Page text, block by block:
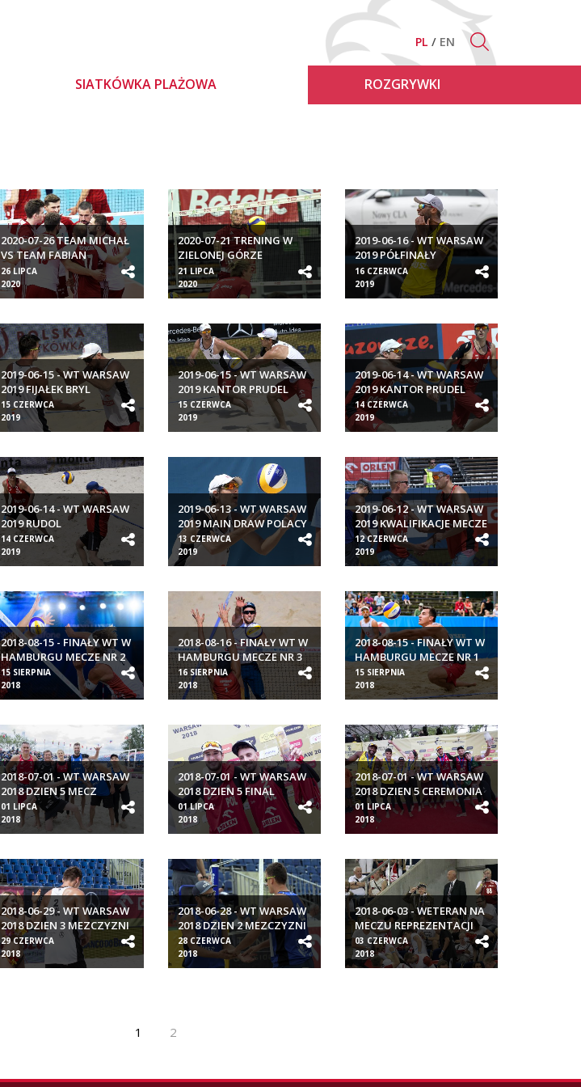
PL EN
SIATKÓWKA PLAŻOWA ROZGRYWKI
2020-07-26 TEAM MICHAŁ
VS TEAM FABIAN
26 LIPCA
2020
2020-07-21 TRENING W
ZIELONEJ GÓRZE
21 LIPCA
2020
2019-06-16 - WT WARSAW
2019 PÓŁFINAŁY
MĘŻCZYZN
16 CZERWCA
2019
2019-06-15 - WT WARSAW
2019 FIJAŁEK BRYL
15 CZERWCA
2019
2019-06-15 - WT WARSAW
2019 KANTOR PRUDEL
15 CZERWCA
2019
2019-06-14 - WT WARSAW
2019 KANTOR PRUDEL
14 CZERWCA
2019
2019-06-14 - WT WARSAW
2019 RUDOL
SZAŁANKIEWICZ
14 CZERWCA
2019
2019-06-13 - WT WARSAW
2019 MAIN DRAW POLACY
13 CZERWCA
2019
2019-06-12 - WT WARSAW
2019 KWALIFIKACJE MECZE
POLAKÓW
12 CZERWCA
2019
2018-08-15 - FINAŁY WT W
HAMBURGU MECZE NR 2
15 SIERPNIA
2018
2018-08-16 - FINAŁY WT W
HAMBURGU MECZE NR 3
16 SIERPNIA
2018
2018-08-15 - FINAŁY WT W
HAMBURGU MECZE NR 1
15 SIERPNIA
2018
2018-07-01 - WT WARSAW
2018 DZIEN 5 MECZ
GWIAZD
01 LIPCA
2018
2018-07-01 - WT WARSAW
2018 DZIEN 5 FINAL
01 LIPCA
2018
2018-07-01 - WT WARSAW
2018 DZIEN 5 CEREMONIA
MEDALOWA
01 LIPCA
2018
2018-06-29 - WT WARSAW
2018 DZIEN 3 MEZCZYZNI
29 CZERWCA
2018
2018-06-28 - WT WARSAW
2018 DZIEN 2 MEZCZYZNI
28 CZERWCA
2018
2018-06-03 - WETERAN NA
MECZU REPREZENTACJI
POLSKI
03 CZERWCA
2018
1 2